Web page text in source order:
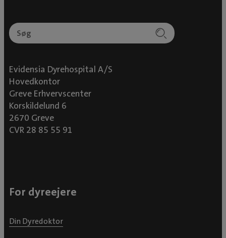
Evidensia Dyrehospital A/S
Hovedkontor
Greve Erhvervscenter
Korskildelund 6
2670 Greve
CVR 28 85 55 91
For dyreejere
Din Dyredoktor